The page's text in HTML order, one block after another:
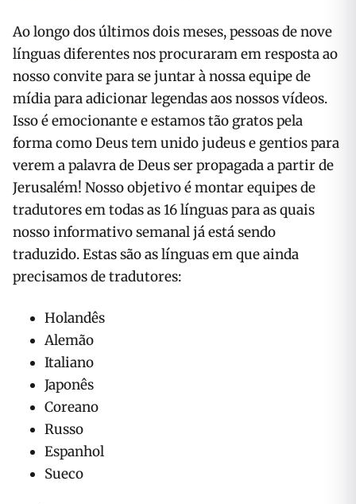
Ao longo dos últimos dois meses, pessoas de nove
línguas diferentes nos procuraram em resposta ao
nosso convite para se juntar à nossa equipe de
mídia para adicionar legendas aos nossos vídeos.
Isso é emocionante e estamos tão gratos pela
forma como Deus tem unido judeus e gentios para
verem a palavra de Deus ser propagada a partir de
Jerusalém! Nosso objetivo é montar equipes de
tradutores em todas as 16 línguas para as quais
nosso informativo semanal já está sendo
traduzido. Estas são as línguas em que ainda
precisamos de tradutores:
Holandês
Alemão
Italiano
Japonês
Coreano
Russo
Espanhol
Sueco